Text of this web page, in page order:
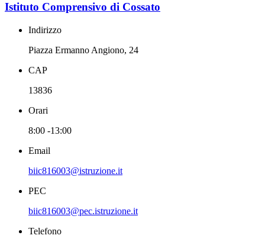
Istituto Comprensivo di Cossato
Indirizzo
Piazza Ermanno Angiono, 24
CAP
13836
Orari
8:00 -13:00
Email
biic816003@istruzione.it
PEC
biic816003@pec.istruzione.it
Telefono